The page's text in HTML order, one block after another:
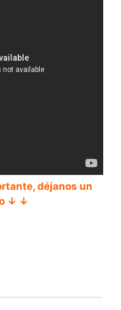
déjanos un
↓ ↓